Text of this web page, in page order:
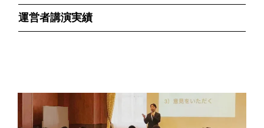
運営者講演実績